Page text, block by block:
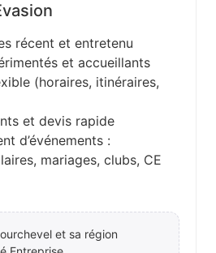
récent et entretenu
et accueillants
(horaires, itinéraires,
et devis rapide
d’événements :
mariages, clubs, CE
et sa région